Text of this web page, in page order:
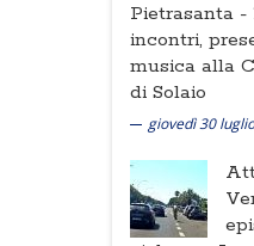
Pietrasanta -
incontri,
musica alla
di Solaio
giovedì 30